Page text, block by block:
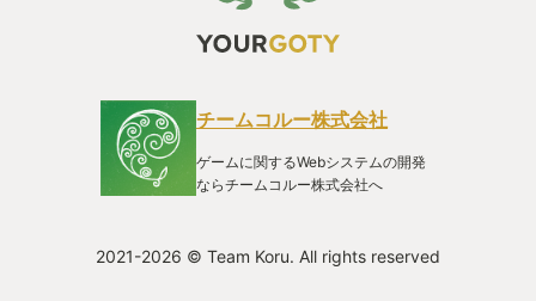
チームコルー株式会社
ゲームに関するWebシステムの開発
ならチームコルー株式会社へ
2021-2026 © Team Koru. All rights reserved